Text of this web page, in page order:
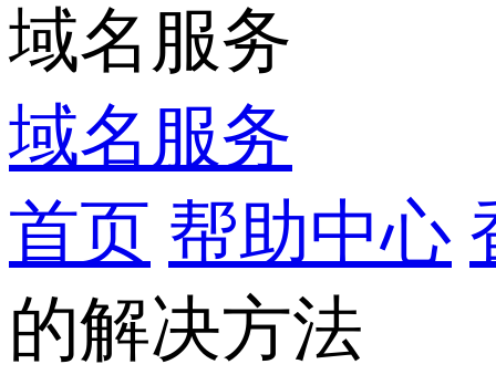
域名服务
域名服务
首页 帮助中心
的解决方法